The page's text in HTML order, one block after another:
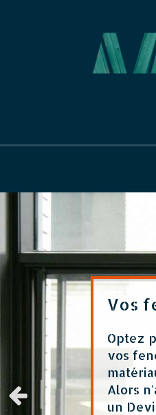
Vos
Optez
vos
Alors
un
Slide précédent